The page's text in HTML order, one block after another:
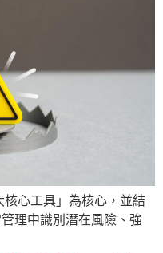
心工具」為核心，並結
理中識別潛在風險、強